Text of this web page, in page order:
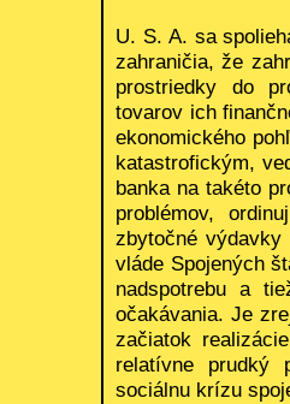
U. S. A. sa
zahraničia, že
prostriedky do
tovarov ich
ekonomického
katastrofickým,
banka na takéto
problémov,
zbytočné
vláde Spojených
nadspotrebu a
očakávania. Je
začiatok
relatívne prudký
sociálnu krízu